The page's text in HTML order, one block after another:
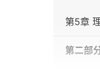
第5章
第二部